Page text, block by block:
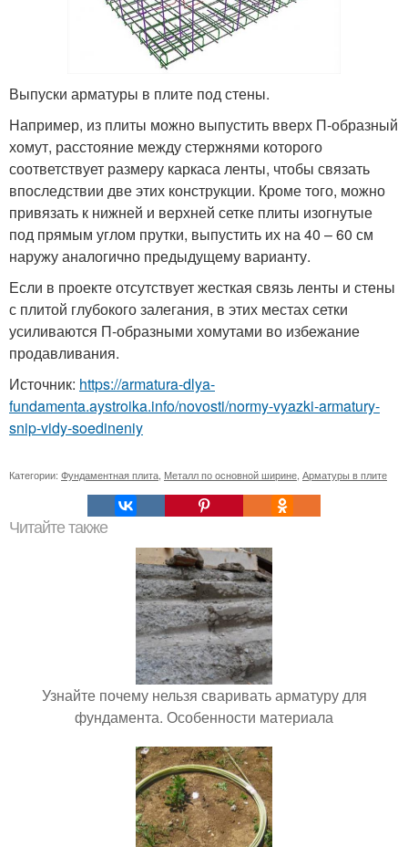
Выпуски арматуры в плите под стены.
Например, из плиты можно выпустить вверх П-образный
хомут, расстояние между стержнями которого
соответствует размеру каркаса ленты, чтобы связать
впоследствии две этих конструкции. Кроме того, можно
привязать к нижней и верхней сетке плиты изогнутые
под прямым углом прутки, выпустить их на 40 – 60 см
наружу аналогично предыдущему варианту.
Если в проекте отсутствует жесткая связь ленты и стены
с плитой глубокого залегания, в этих местах сетки
усиливаются П-образными хомутами во избежание
продавливания.
Источник: https://armatura-dlya-
fundamenta.aystroika.info/novosti/normy-vyazki-armatury-
snip-vidy-soedineniy
Категории: Фундаментная плита Металл по основной ширине Арматуры в плите
Читайте также
Узнайте почему нельзя сваривать арматуру для
фундамента. Особенности материала